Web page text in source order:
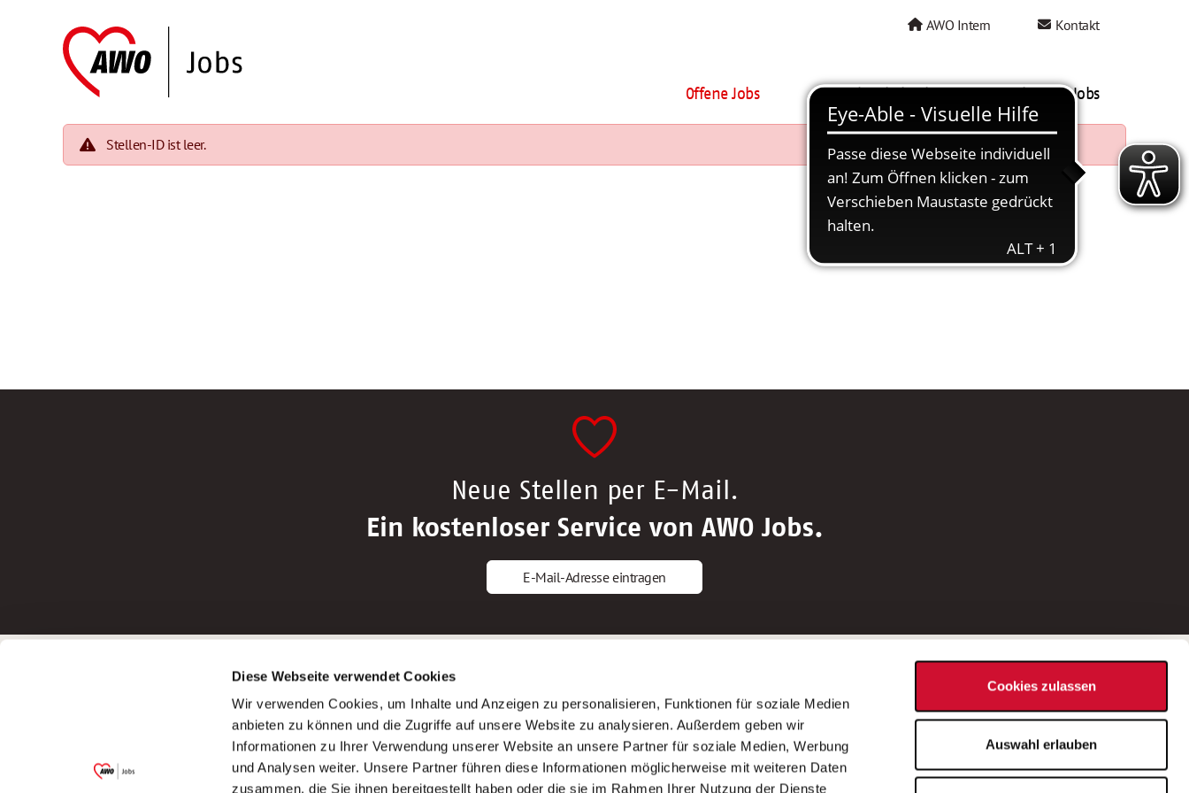
Diese Webseite verwendet Cookies
Wir verwenden Cookies, um Inhalte und Anzeigen zu personalisieren, Funktionen für soziale Medien
anbieten zu können und die Zugriffe auf unsere Website zu analysieren. Außerdem geben wir
Informationen zu Ihrer Verwendung unserer Website an unsere Partner für soziale Medien, Werbung
und Analysen weiter. Unsere Partner führen diese Informationen möglicherweise mit weiteren Daten
zusammen, die Sie ihnen bereitgestellt haben oder die sie im Rahmen Ihrer Nutzung der Dienste
Cookies zulassen
Auswahl erlauben
AWO Intern Kontakt
Offene Jobs AWO als Arbeitgeber Mein AWO Jobs
Stellen-ID ist leer.
Neue Stellen per E-Mail.
Ein kostenloser Service von AWO Jobs.
E-Mail-Adresse eintragen
Garitz Bewirtschaftungsbetriebe GmbH
(Ein Tochterunternehmen des AWO
Bezirksverbandes Unterfranken e.V.)
Bewerbungstipps
Bewerbung als Altenpfleger*in
Bewerbung als Krankenpfleger*in
Bewerbung als Altenpflegehelfer*in
Bewerbung als Erzieher*in
AWO Gliederungen nach Bundesland
Stellenangebote nach Bundesländern
Sitemap
Impressum
Datenschutz
Bei Fragen zu einer Stellenausschreibung
wenden Sie sich bitte an die*den in der
Stellenausschreibung genannte*n